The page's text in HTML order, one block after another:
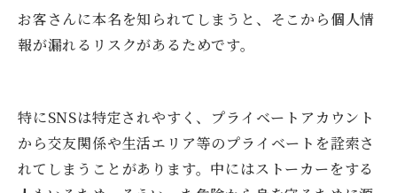
お客さんに本名を知られてしまうと、そこから個人情
報が漏れるリスクがあるためです。
特にSNSは特定されやすく、プライベートアカウント
から交友関係や生活エリア等のプライベートを詮索さ
れてしまうことがあります。中にはストーカーをする